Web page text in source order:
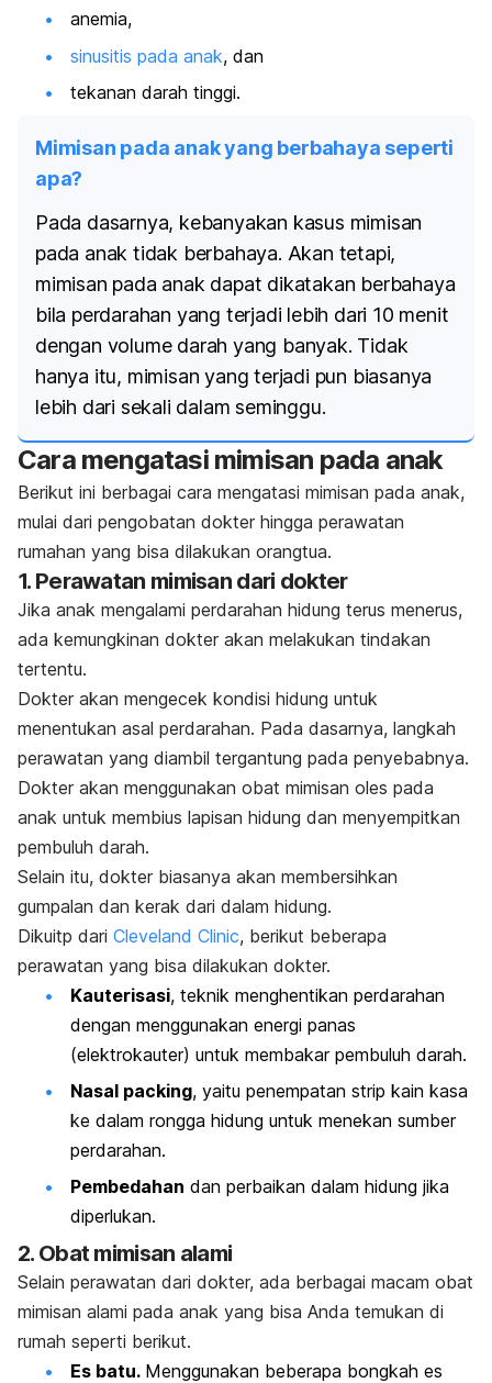
anemia,
sinusitis pada anak, dan
tekanan darah tinggi.
Mimisan pada anak yang berbahaya seperti
apa?
Pada dasarnya, kebanyakan kasus mimisan
pada anak tidak berbahaya. Akan tetapi,
mimisan pada anak dapat dikatakan berbahaya
bila perdarahan yang terjadi lebih dari 10 menit
dengan volume darah yang banyak. Tidak
hanya itu, mimisan yang terjadi pun biasanya
lebih dari sekali dalam seminggu.
Cara mengatasi mimisan pada anak
Berikut ini berbagai cara mengatasi mimisan pada anak,
mulai dari pengobatan dokter hingga perawatan
rumahan yang bisa dilakukan orangtua.
1. Perawatan mimisan dari dokter
Jika anak mengalami perdarahan hidung terus menerus,
ada kemungkinan dokter akan melakukan tindakan
tertentu.
Dokter akan mengecek kondisi hidung untuk
menentukan asal perdarahan. Pada dasarnya, langkah
perawatan yang diambil tergantung pada penyebabnya.
Dokter akan menggunakan obat mimisan oles pada
anak untuk membius lapisan hidung dan menyempitkan
pembuluh darah.
Selain itu, dokter biasanya akan membersihkan
gumpalan dan kerak dari dalam hidung.
Dikuitp dari Cleveland Clinic, berikut beberapa
perawatan yang bisa dilakukan dokter.
Kauterisasi, teknik menghentikan perdarahan
dengan menggunakan energi panas
(elektrokauter) untuk membakar pembuluh darah.
Nasal packing, yaitu penempatan strip kain kasa
ke dalam rongga hidung untuk menekan sumber
perdarahan.
Pembedahan dan perbaikan dalam hidung jika
diperlukan.
2. Obat mimisan alami
Selain perawatan dari dokter, ada berbagai macam obat
mimisan alami pada anak yang bisa Anda temukan di
rumah seperti berikut.
Es batu. Menggunakan beberapa bongkah es